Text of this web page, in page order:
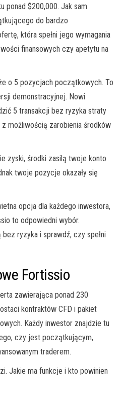
ponad $200,000. Jak sam
do bardzo
która spełni jego wymagania
finansowych czy apetytu na
o 5 pozycjach początkowych. To
demonstracyjnej. Nowi
5 transakcji bez ryzyka straty
możliwością zarobienia środków
zyski, środki zasilą twoje konto
twoje pozycje okazały się
opcja dla każdego inwestora,
to odpowiedni wybór.
ryzyka i sprawdź, czy spełni
Fortissio
zawierająca ponad 230
kontraktów CFD i pakiet
Każdy inwestor znajdzie tu
czy jest początkującym,
traderem.
Jakie ma funkcje i kto powinien